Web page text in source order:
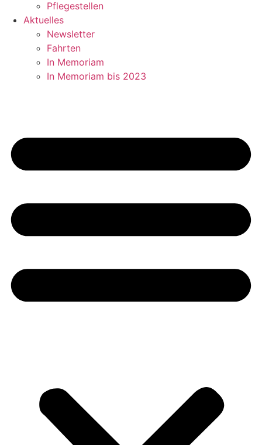
Pflegestellen
Aktuelles
Newsletter
Fahrten
In Memoriam
In Memoriam bis 2023